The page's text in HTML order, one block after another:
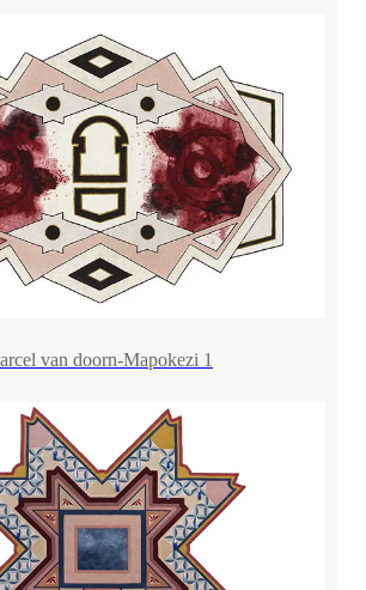
van doorn-Mapokezi 1